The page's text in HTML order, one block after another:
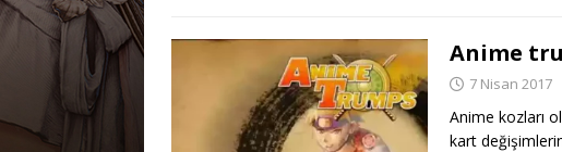
Anime
7 Nisan 2017
Anime kozları
kart